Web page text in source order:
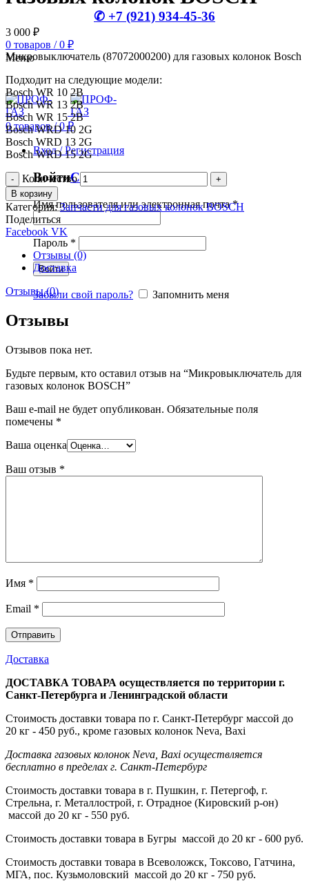
✆ +7 (921) 934-45-36
0 товаров / 0 ₽
Меню
0товаров / 0₽
Вход / Регистрация
ВойтиСоздать аккаунт
Имя пользователя или электронная почта*
Пароль *
Войти
Забыли свой пароль? Запомнить меня
3 000 ₽
Микровыключатель (87072000200) для газовых колонок Bosch
Подходит на следующие модели:
Bosch WR 10 2B
Bosch WR 13 2B
Bosch WR 15 2B
Bosch WRD 10 2G
Bosch WRD 13 2G
Bosch WRD 15 2G
Количество
В корзину
Категория:Запчасти для газовых колонок BOSCH
Поделиться
Facebook VK
Отзывы (0)
Доставка
Отзывы (0)
Отзывы
Отзывов пока нет.
Будьте первым, кто оставил отзыв на “Микровыключатель для
газовых колонок BOSCH”
Ваш e-mail не будет опубликован. Обязательные поля
помечены *
Ваша оценка
Ваш отзыв *
Имя *
Email *
Доставка
ДОСТАВКА ТОВАРА осуществляется по территории г.
Санкт-Петербурга и Ленинградской области
Стоимость доставки товара по г. Санкт-Петербург массой до
20 кг - 450 руб., кроме газовых колонок Neva, Baxi
Доставка газовых колонок Neva, Baxi осуществляется
бесплатно в пределах г. Санкт-Петербург
Стоимость доставки товара в г. Пушкин, г. Петергоф, г.
Стрельна, г. Металлострой, г. Отрадное (Кировский р-он)
массой до 20 кг - 550 руб.
Стоимость доставки товара в Бугры массой до 20 кг - 600 руб.
Стоимость доставки товара в Всеволожск, Токсово, Гатчина,
МГА, пос. Кузьмоловский массой до 20 кг - 750 руб.